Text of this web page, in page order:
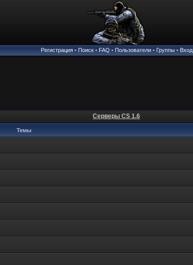
Регистрация• Поиск• FAQ • Пользователи• Группы• Вход
Серверы CS 1.6
Темы